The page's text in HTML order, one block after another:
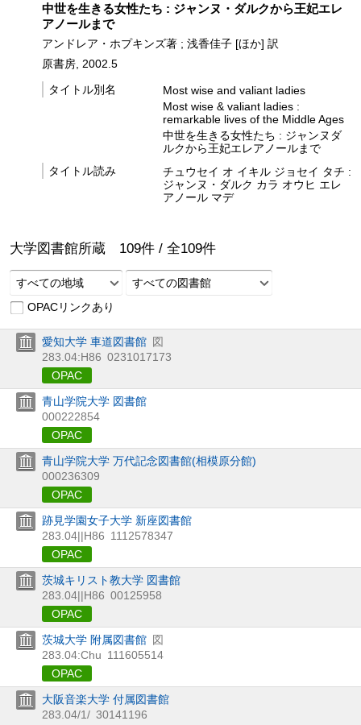
中世を生きる女性たち : ジャンヌ・ダルクから王妃エレ
アノールまで
アンドレア・ホプキンズ著 ; 浅香佳子 [ほか] 訳
原書房, 2002.5
タイトル別名
Most wise and valiant ladies
Most wise & valiant ladies :
remarkable lives of the Middle Ages
中世を生きる女性たち : ジャンヌダ
ルクから王妃エレアノールまで
タイトル読み
チュウセイ オ イキル ジョセイ タチ :
ジャンヌ・ダルク カラ オウヒ エレ
アノール マデ
大学図書館所蔵 109件 / 全109件
すべての地域
すべての図書館
OPACリンクあり
愛知大学 車道図書館 図
283.04:H86 0231017173
OPAC
青山学院大学 図書館
000222854
OPAC
青山学院大学 万代記念図書館(相模原分館)
000236309
OPAC
跡見学園女子大学 新座図書館
283.04||H86 1112578347
OPAC
茨城キリスト教大学 図書館
283.04||H86 00125958
OPAC
茨城大学 附属図書館 図
283.04:Chu 111605514
OPAC
大阪音楽大学 付属図書館
283.04/1/ 30141196